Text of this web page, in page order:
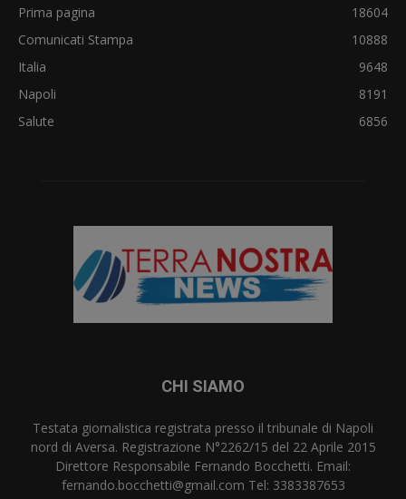
Prima pagina
18604
Comunicati Stampa
10888
Italia
9648
Napoli
8191
Salute
6856
CHI SIAMO
Testata giornalistica registrata presso il tribunale di Napoli
nord di Aversa. Registrazione N°2262/15 del 22 Aprile 2015
Direttore Responsabile Fernando Bocchetti. Email:
fernando.bocchetti@gmail.com Tel: 3383387653